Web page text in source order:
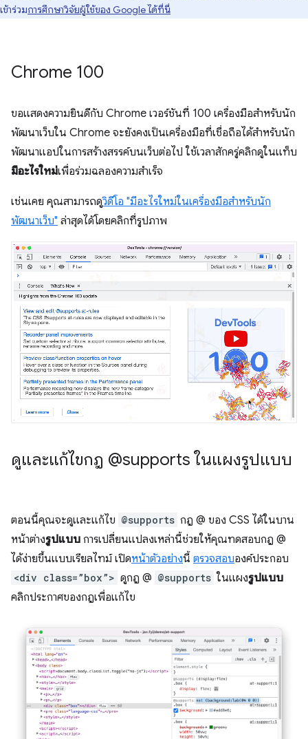
เข้าร่วมการศึกษาวิจัยผู้ใช้ของ Google ได้ที่นี่
Chrome 100
ขอแสดงความยินดีกับ Chrome เวอร์ชันที่ 100 เครื่องมือสำหรับนัก
พัฒนาเว็บใน Chrome จะยังคงเป็นเครื่องมือที่เชื่อถือได้สำหรับนัก
พัฒนาแอปในการสร้างสรรค์บนเว็บต่อไป ใช้เวลาสักครู่คลิกดูในแท็บ
มีอะไรใหม่เพื่อร่วมฉลองความสำเร็จ
เช่นเคย คุณสามารถดูวิดีโอ "มีอะไรใหม่ในเครื่องมือสำหรับนัก
พัฒนาเว็บ" ล่าสุดได้โดยคลิกที่รูปภาพ
ดูและแก้ไขกฎ @supports ในแผงรูปแบบ
ตอนนี้คุณจะดูและแก้ไข @supports กฎ @ ของ CSS ได้ในบาน
หน้าต่างรูปแบบ การเปลี่ยนแปลงเหล่านี้ช่วยให้คุณทดสอบกฎ @
ได้ง่ายขึ้นแบบเรียลไทม์ เปิดหน้าตัวอย่างนี้ ตรวจสอบองค์ประกอบ
<div class=”box”> ดูกฎ @ @supports ในแผงรูปแบบ
คลิกประกาศของกฎเพื่อแก้ไข